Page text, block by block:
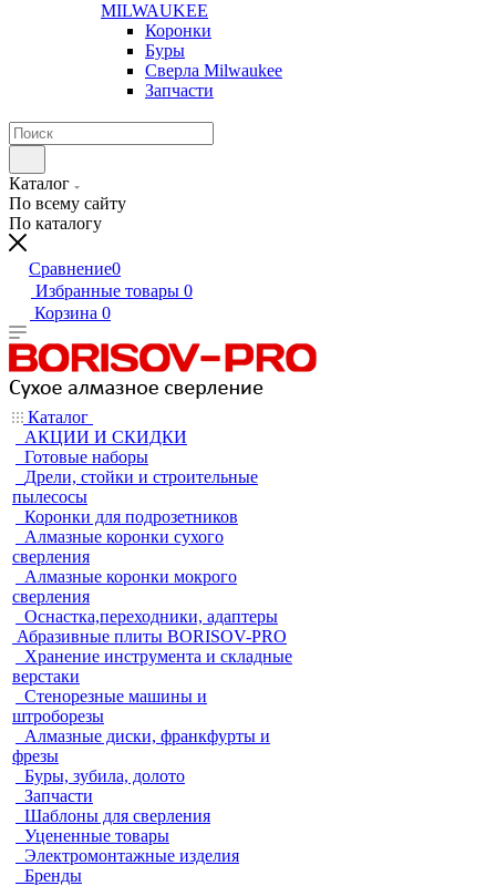
MILWAUKEE
Коронки
Буры
Сверла Milwaukee
Запчасти
Каталог
По всему сайту
По каталогу
Сравнение0
Избранные товары 0
Корзина 0
Каталог
АКЦИИ И СКИДКИ
Готовые наборы
Дрели, стойки и строительные
пылесосы
Коронки для подрозетников
Алмазные коронки сухого
сверления
Алмазные коронки мокрого
сверления
Оснастка,переходники, адаптеры
Абразивные плиты BORISOV-PRO
Хранение инструмента и складные
верстаки
Стенорезные машины и
штроборезы
Алмазные диски, франкфурты и
фрезы
Буры, зубила, долото
Запчасти
Шаблоны для сверления
Уцененные товары
Электромонтажные изделия
Бренды